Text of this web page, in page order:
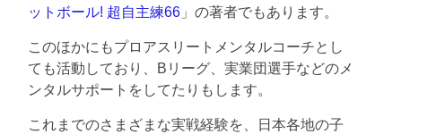
ットボール! 超自主練66 」の著者でもあります。
このほかにもプロアスリートメンタルコーチとし
ても活動しており、Bリーグ、実業団選手などのメ
ンタルサポートをしてたりもします。
これまでのさまざまな実戦経験を、日本各地の子